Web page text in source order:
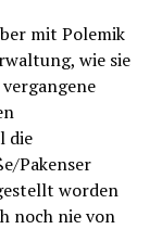
mit Polemik
wie sie
die
Pakenser
worden
noch nie von